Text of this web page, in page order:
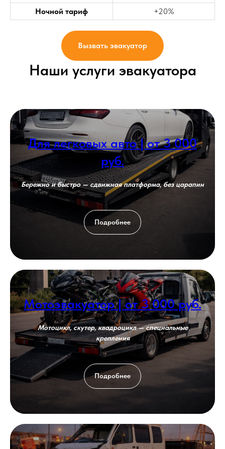
Ночной тариф +20%
Вызвать эвакуатор
Наши услуги эвакуатора
Для легковых авто | от 3 000
руб.
Бережно и быстро — сдвижная платформа, без царапин
Подробнее
Мотоэвакуатор | от 3 000 руб.
Мотоцикл, скутер, квадроцикл — специальные
крепления
Подробнее